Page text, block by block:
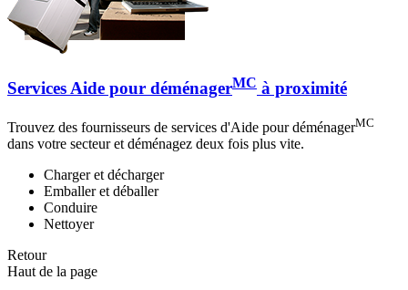
Services Aide pour déménagerMC à proximité
Trouvez des fournisseurs de services d'Aide pour déménagerMC
dans votre secteur et déménagez deux fois plus vite.
Charger et décharger
Emballer et déballer
Conduire
Nettoyer
Retour
Haut de la page